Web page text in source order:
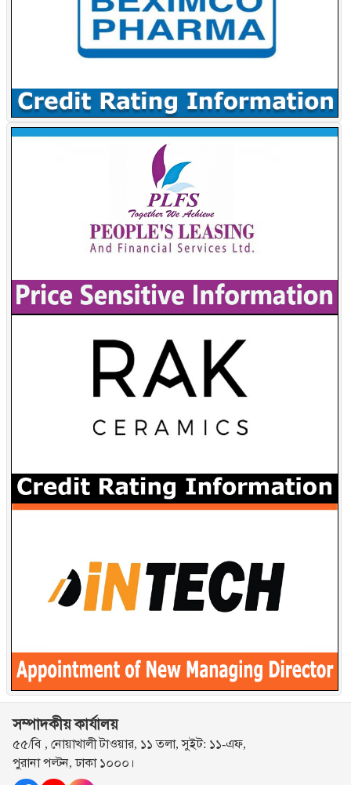
সম্পাদকীয় কার্যালয়
৫৫/বি , নোয়াখালী টাওয়ার, ১১ তলা, সুইট: ১১-এফ,
পুরানা পল্টন, ঢাকা ১০০০।